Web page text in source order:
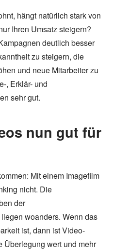
hängt natürlich stark von
Ihren Umsatz steigern?
deutlich besser
zu steigern, die
und neue Mitarbeiter zu
, Erklär- und
sehr gut.
nun gut für
Mit einem Imagefilm
nicht. Die
der
woanders. Wenn das
ist, dann ist Video-
Überlegung wert und mehr